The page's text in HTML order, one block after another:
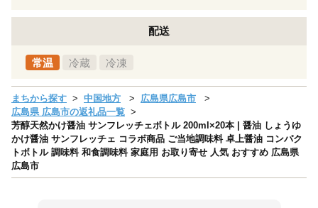
配送
常温 冷蔵 冷凍
まちから探す 中国地方
広島県広島市
広島県 広島市の返礼品一覧
芳醇天然かけ醤油 サンフレッチェボトル 200ml×20本 | 醤油 しょうゆ
かけ醤油 サンフレッチェ コラボ商品 ご当地調味料 卓上醤油 コンパク
トボトル 調味料 和食調味料 家庭用 お取り寄せ 人気 おすすめ 広島県
広島市